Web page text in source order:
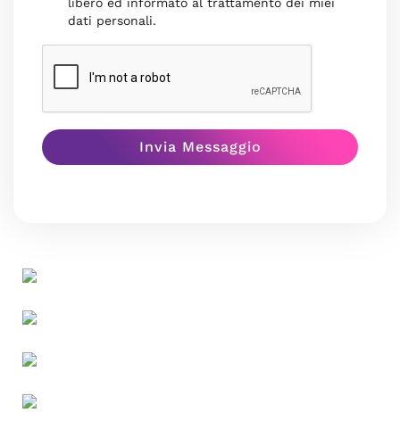
dati personali.